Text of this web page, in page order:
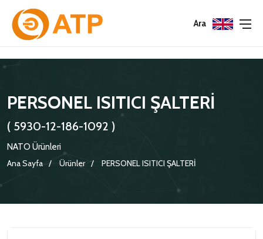
Ara
PERSONEL ISITICI ŞALTERİ
( 5930-12-186-1092 )
NATO Ürünleri
Ana Sayfa
Ürünler PERSONEL ISITICI ŞALTERİ
Menu
HAKKIMIZDA
KATALOGLAR
SERTIFIKALAR
POLITIKALARIMIZ
Menu
İSG POLITIKASI
ÇEVRE YÖNETIM POLITIKASI
BILGI GÜVENLIĞI POLITIKASI
Menu
TÜMÜ
KONNEKTÖRLER
ADAPTÖRLER
KORUMA KAPAKLARI